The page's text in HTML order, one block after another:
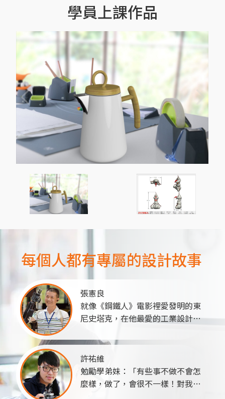
學員上課作品
每個人都有專屬的設計故事
張憲良
就像《鋼鐵人》電影裡愛發明的東
尼史塔克，在他最愛的工業設計領
要價40萬的電動義肢，拜3D列印
技術和憲良的巧手所賜，成本降到
不到3萬元，而且完全客製化，真
是台灣傷友的一大福音！但是憲良
許祐維
勉勵學弟妹：「有些事不做不會怎
麼樣，做了，會很不一樣！對我來